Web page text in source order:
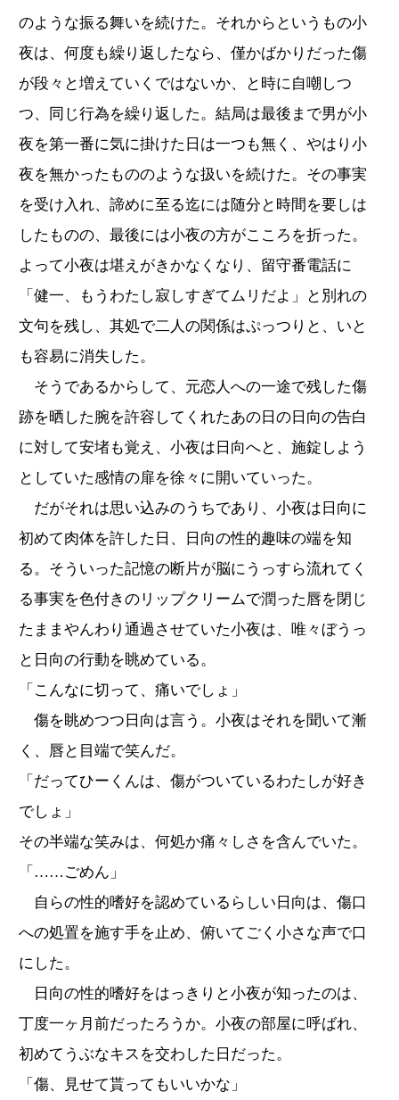
のような振る舞いを続けた。それからというもの小
夜は、何度も繰り返したなら、僅かばかりだった傷
が段々と増えていくではないか、と時に自嘲しつ
つ、同じ行為を繰り返した。結局は最後まで男が小
夜を第一番に気に掛けた日は一つも無く、やはり小
夜を無かったもののような扱いを続けた。その事実
を受け入れ、諦めに至る迄には随分と時間を要しは
したものの、最後には小夜の方がこころを折った。
よって小夜は堪えがきかなくなり、留守番電話に
「健一、もうわたし寂しすぎてムリだよ」と別れの
文句を残し、其処で二人の関係はぷっつりと、いと
も容易に消失した。
そうであるからして、元恋人への一途で残した傷
跡を晒した腕を許容してくれたあの日の日向の告白
に対して安堵も覚え、小夜は日向へと、施錠しよう
としていた感情の扉を徐々に開いていった。
だがそれは思い込みのうちであり、小夜は日向に
初めて肉体を許した日、日向の性的趣味の端を知
る。そういった記憶の断片が脳にうっすら流れてく
る事実を色付きのリップクリームで潤った唇を閉じ
たままやんわり通過させていた小夜は、唯々ぼうっ
と日向の行動を眺めている。
「こんなに切って、痛いでしょ」
傷を眺めつつ日向は言う。小夜はそれを聞いて漸
く、唇と目端で笑んだ。
「だってひーくんは、傷がついているわたしが好き
でしょ」
その半端な笑みは、何処か痛々しさを含んでいた。
「……ごめん」
自らの性的嗜好を認めているらしい日向は、傷口
への処置を施す手を止め、俯いてごく小さな声で口
にした。
日向の性的嗜好をはっきりと小夜が知ったのは、
丁度一ヶ月前だったろうか。小夜の部屋に呼ばれ、
初めてうぶなキスを交わした日だった。
「傷、見せて貰ってもいいかな」